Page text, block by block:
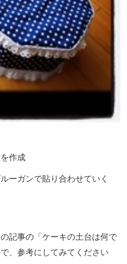
作成
ーガンで貼り合わせていく
の記事の「ケーキの土台は何で
、参考にしてみてください